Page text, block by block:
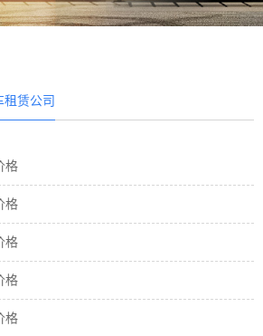
租赁公司
格
格
格
格
格